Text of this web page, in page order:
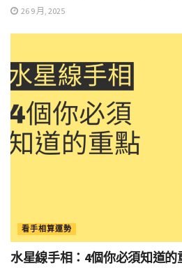
26 9 月, 2025
看手相算運勢
水星線手相：4個你必須知道的